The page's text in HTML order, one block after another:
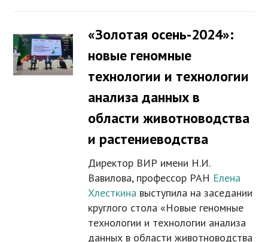
«Золотая осень-2024»:
новые геномные
технологии и технологии
анализа данных в
области животноводства
и растениеводства
Директор ВИР имени Н.И.
Вавилова, профессор РАН Елена
Хлесткина выступила на заседании
круглого стола «Новые геномные
технологии и технологии анализа
данных в области животноводства